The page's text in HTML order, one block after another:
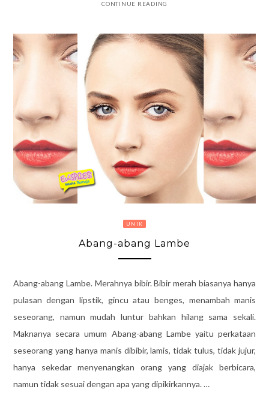
CONTINUE READING
UNIK
Abang-abang Lambe
Abang-abang Lambe. Merahnya bibir. Bibir merah biasanya hanya
pulasan dengan lipstik, gincu atau benges, menambah manis
seseorang, namun mudah luntur bahkan hilang sama sekali.
Maknanya secara umum Abang-abang Lambe yaitu perkataan
seseorang yang hanya manis dibibir, lamis, tidak tulus, tidak jujur,
hanya sekedar menyenangkan orang yang diajak berbicara,
namun tidak sesuai dengan apa yang dipikirkannya. …